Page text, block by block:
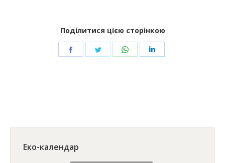
Поділитися цією сторінкою
Share
Share
Share
Еко-календар